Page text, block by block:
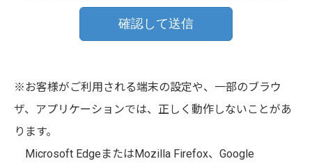
※お客様がご利用される端末の設定や、一部のブラウ
ザ、アプリケーションでは、正しく動作しないことがあ
ります。
Microsoft EdgeまたはMozilla Firefox、Google